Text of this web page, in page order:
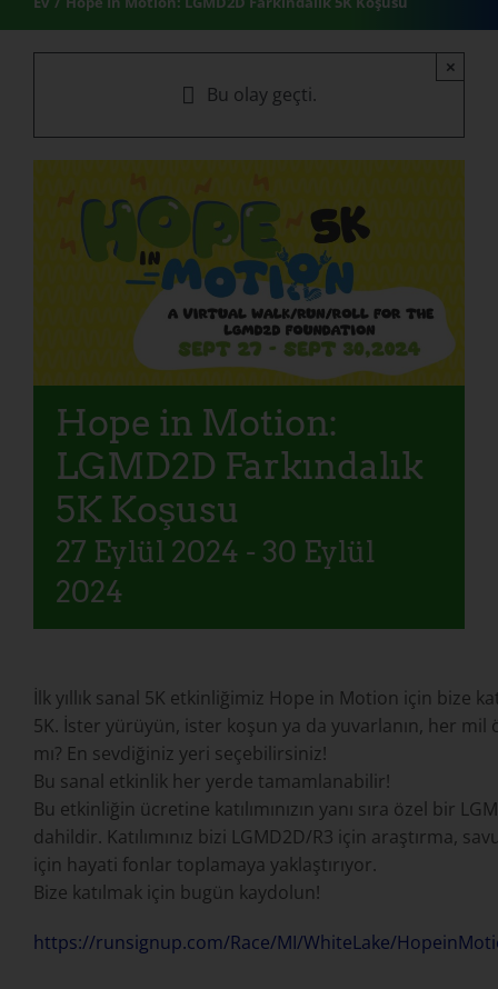
Bu olay geçti.
×
Hope in Motion:
LGMD2D Farkındalık
5K Koşusu
27 Eylül 2024 - 30 Eylül
2024
İlk yıllık sanal 5K etkinliğimiz Hope in Motion için bize
5K. İster yürüyün, ister koşun ya da yuvarlanın, her mil
mı? En sevdiğiniz yeri seçebilirsiniz!
Bu sanal etkinlik her yerde tamamlanabilir!
Bu etkinliğin ücretine katılımınızın yanı sıra özel bir
dahildir. Katılımınız bizi LGMD2D/R3 için araştırma,
için hayati fonlar toplamaya yaklaştırıyor.
Bize katılmak için bugün kaydolun!
https://runsignup.com/Race/MI/WhiteLake/